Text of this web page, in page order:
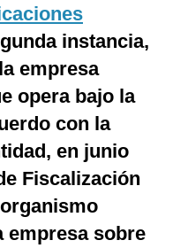
instancia,
empresa
opera bajo la
con la
en junio
Fiscalización
empresa sobre